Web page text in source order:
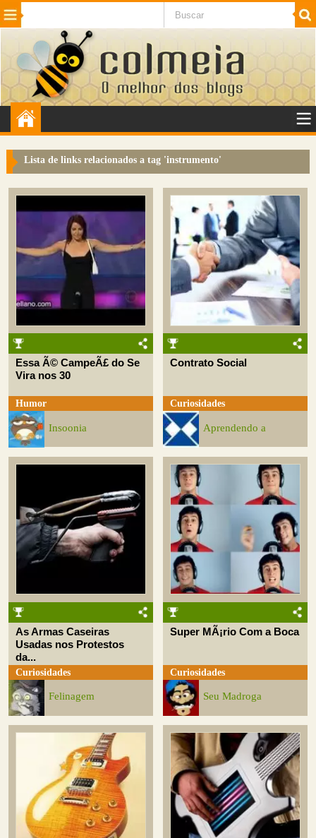
Beleza Cinema e TV
Internet Jogos NotÃ­cias SaÃºde
VeÃ­culos Adulto
Sugerir Link
Perguntas Frequentes
Sobre
Contato
Lista de links relacionados a tag 'instrumento'
Essa Ã© CampeÃ£ do Se
Vira nos 30
Humor
Insoonia
Contrato Social
Curiosidades
Aprendendo a
As Armas Caseiras
Usadas nos Protestos
da...
Curiosidades
Felinagem
Super MÃ¡rio Com a Boca
Curiosidades
Seu Madroga